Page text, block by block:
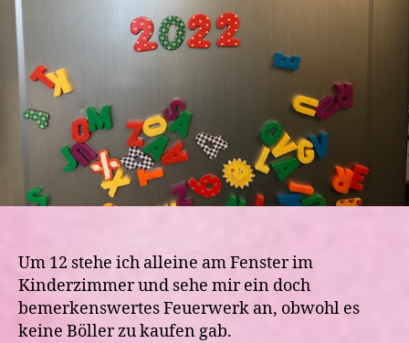
Um 12 stehe ich alleine am Fenster im
Kinderzimmer und sehe mir ein doch
bemerkenswertes Feuerwerk an, obwohl es
keine Böller zu kaufen gab.